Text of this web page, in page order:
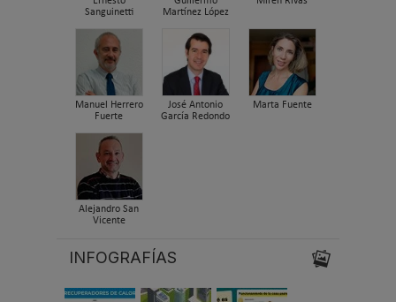
Sanguinetti
Martínez López
Manuel Herrero
Fuerte
José Antonio
García Redondo
Marta Fuente
Alejandro San
Vicente
INFOGRAFÍAS